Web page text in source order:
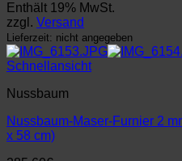
Enthält 19% MwSt.
zzgl. Versand
Lieferzeit: nicht angegeben
Schnellansicht
Nussbaum
Nussbaum-Maser-Furnier 2
x 58 cm)